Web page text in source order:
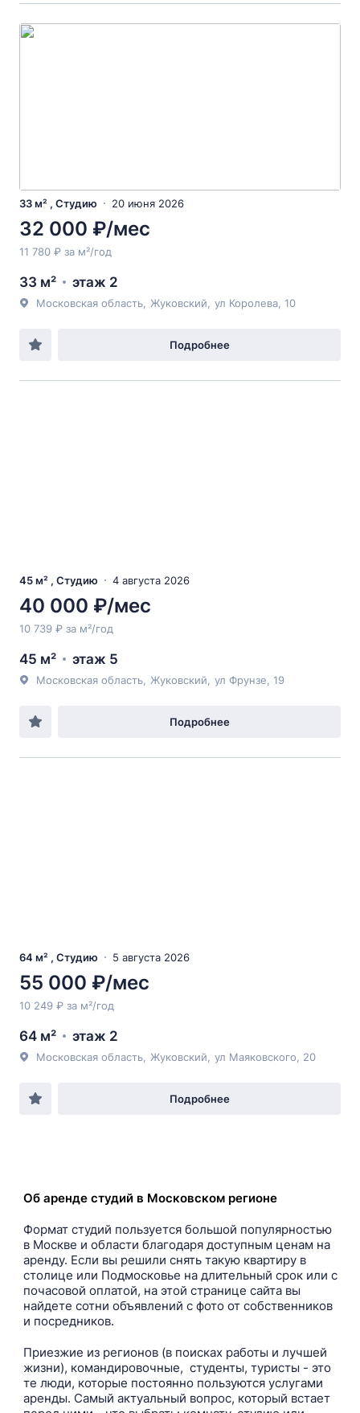
33 м² , Студию 20 июня 2026
32 000 ₽/мес
11 780 ₽ за м²/год
33 м² этаж 2
Московская область Жуковский ул Королева , 10
Подробнее
45 м² , Студию 4 августа 2026
40 000 ₽/мес
10 739 ₽ за м²/год
45 м² этаж 5
Московская область Жуковский ул Фрунзе , 19
Подробнее
64 м² , Студию 5 августа 2026
55 000 ₽/мес
10 249 ₽ за м²/год
64 м² этаж 2
Московская область Жуковский ул Маяковского , 20
Подробнее
Об аренде студий в Московском регионе
Формат студий пользуется большой популярностью
в Москве и области благодаря доступным ценам на
аренду. Если вы решили снять такую квартиру в
столице или Подмосковье на длительный срок или с
почасовой оплатой, на этой странице сайта вы
найдете сотни объявлений с фото от собственников
и посредников.
Приезжие из регионов (в поисках работы и лучшей
жизни), командировочные, студенты, туристы - это
те люди, которые постоянно пользуются услугами
аренды. Самый актуальный вопрос, который встает